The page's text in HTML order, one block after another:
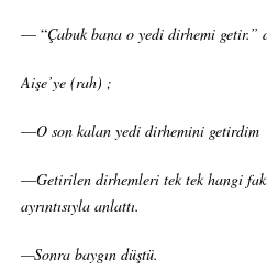
— “Çabuk bana o yedi dirhemi getir.”
Aişe’ye (rah) ;
—O son kalan yedi dirhemini getirdim
—Getirilen dirhemleri tek tek hangi
ayrıntısıyla anlattı.
—Sonra baygın düştü.